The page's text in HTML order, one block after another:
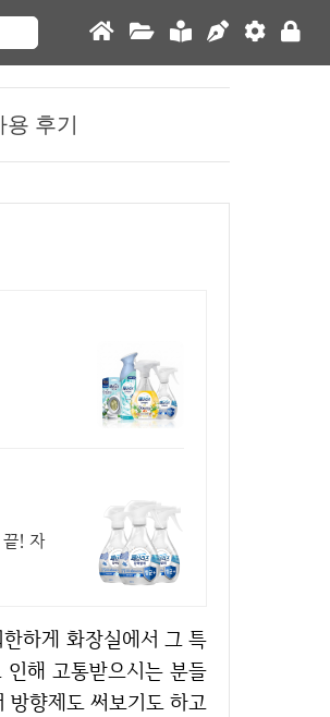
후기
끝! 자
해 고통받으시는 분들
방향제도 써보기도 하고